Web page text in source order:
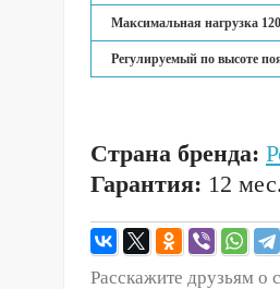
Максимальная нагрузка
Регулируемый по высоте
Страна бренда:
Гарантия: 12
Расскажите друзьям о